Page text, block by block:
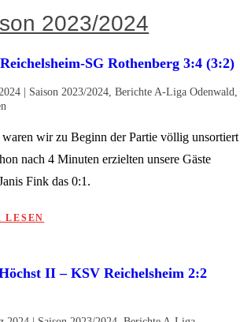
2023/2024
SG Rothenberg 3:4 (3:2)
Saison 2023/2024,Berichte A-Liga Odenwald,
wir zu Beginn der Partie völlig unsortiert
nach 4 Minuten erzielten unsere Gäste
Fink das 0:1.
LESEN
II – KSV Reichelsheim 2:2